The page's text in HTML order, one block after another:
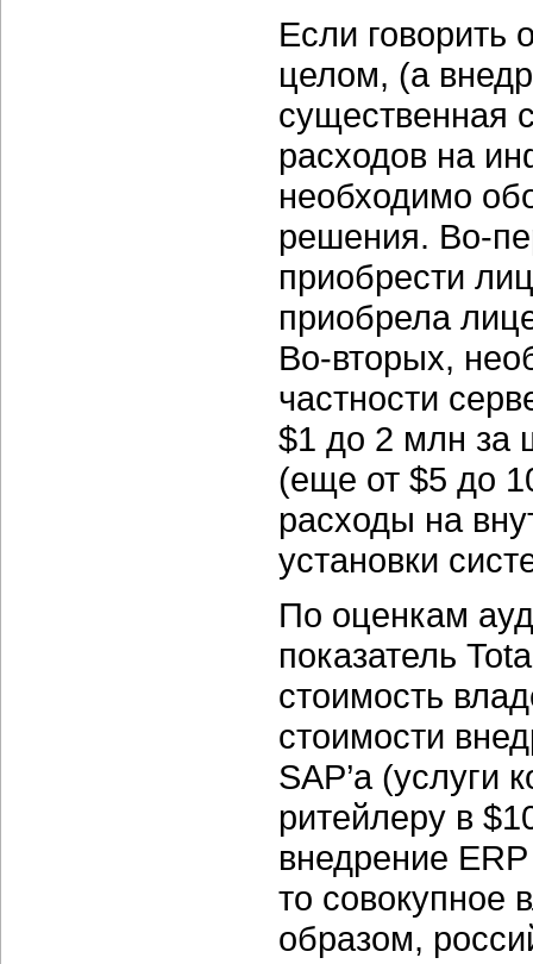
Если говорить
целом, (а
существенная
расходов на
необходимо
решения. Во-
приобрести
приобрела
Во-вторых,
частности
$1 до 2 млн за
(еще от $5 до
расходы на
установки
По оценкам
показатель
стоимость
стоимости
SAP’а (услуги
ритейлеру в
внедрение
то совокупное
образом,